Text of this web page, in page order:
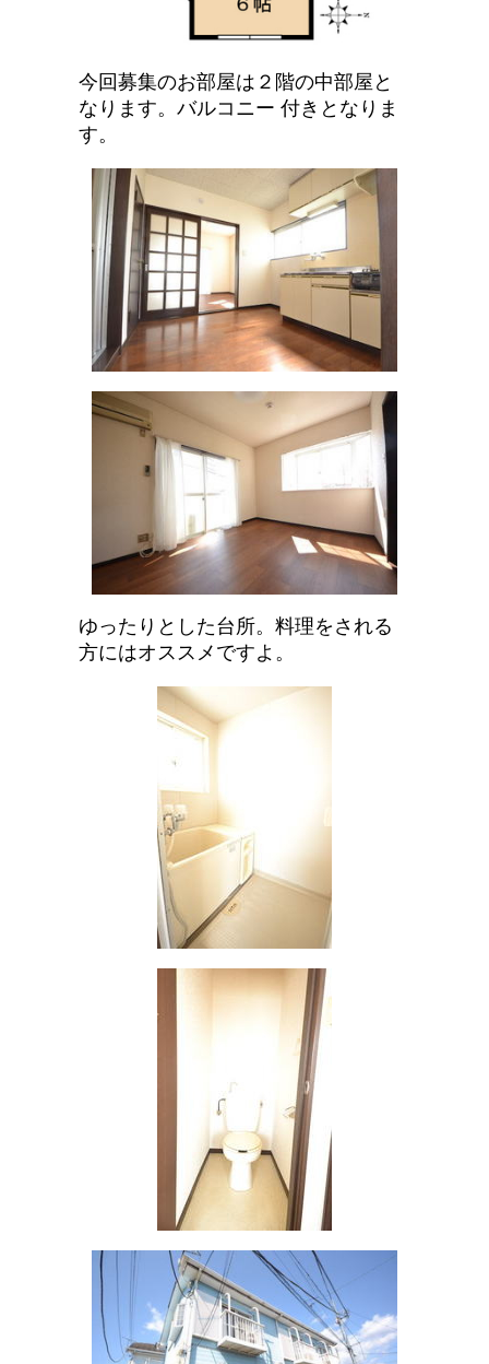
今回募集のお部屋は２階の中部屋と
なります。バルコニー 付きとなりま
す。
ゆったりとした台所。料理をされる
方にはオススメですよ。